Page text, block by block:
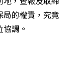
局的權責，究竟
調。